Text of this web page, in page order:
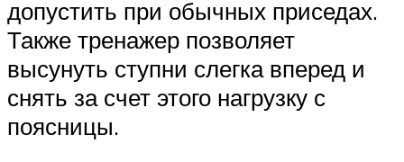
допустить при обычных приседах.
Также тренажер позволяет
высунуть ступни слегка вперед и
снять за счет этого нагрузку с
поясницы.